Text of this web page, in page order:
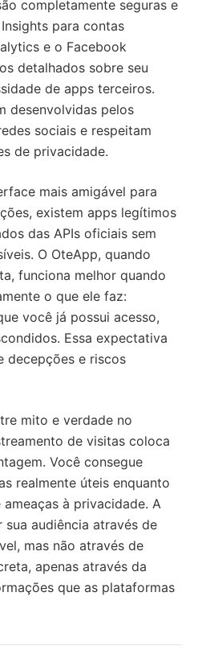
completamente seguras e
para contas
e o Facebook
detalhados sobre seu
de apps terceiros.
desenvolvidas pelos
sociais e respeitam
de privacidade.
mais amigável para
existem apps legítimos
das APIs oficiais sem
O OteApp, quando
funciona melhor quando
o que ele faz:
você já possui acesso,
Essa expectativa
decepções e riscos
mito e verdade no
de visitas coloca
Você consegue
realmente úteis enquanto
à privacidade. A
audiência através de
mas não através de
apenas através da
que as plataformas